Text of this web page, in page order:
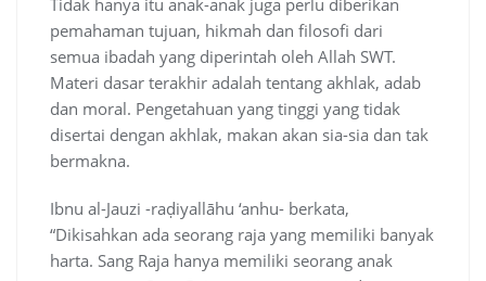
Tidak hanya itu anak-anak juga perlu diberikan
pemahaman tujuan, hikmah dan filosofi dari
semua ibadah yang diperintah oleh Allah SWT.
Materi dasar terakhir adalah tentang akhlak, adab
dan moral. Pengetahuan yang tinggi yang tidak
disertai dengan akhlak, makan akan sia-sia dan tak
bermakna.
Ibnu al-Jauzi -raḍiyallāhu ‘anhu- berkata,
“Dikisahkan ada seorang raja yang memiliki banyak
harta. Sang Raja hanya memiliki seorang anak